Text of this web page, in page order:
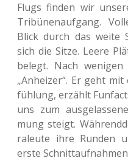
Flugs finden wir
Tri­bü­nen­auf­gang.
Blick durch das weite
sich die Sitze. Leere
belegt. Nach
„Anhei­zer“. Er geht
füh­lung, erzählt
uns zum
mung steigt.
ra­leu­te ihre Runden
erste